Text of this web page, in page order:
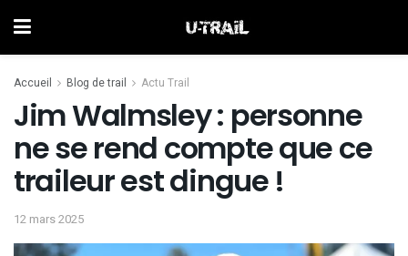
Accueil Blog de trail Actu Trail
Jim Walmsley : personne
ne se rend compte que ce
traileur est dingue !
12 mars 2025